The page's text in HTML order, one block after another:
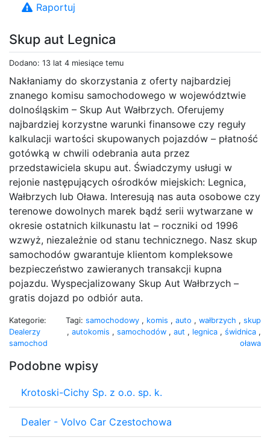
Skup aut Legnica
Dodano: 13 lat 4 miesiące temu
Nakłaniamy do skorzystania z oferty najbardziej
znanego komisu samochodowego w województwie
dolnośląskim – Skup Aut Wałbrzych. Oferujemy
najbardziej korzystne warunki finansowe czy reguły
kalkulacji wartości skupowanych pojazdów – płatność
gotówką w chwili odebrania auta przez
przedstawiciela skupu aut. Świadczymy usługi w
rejonie następujących ośrodków miejskich: Legnica,
Wałbrzych lub Oława. Interesują nas auta osobowe czy
terenowe dowolnych marek bądź serii wytwarzane w
okresie ostatnich kilkunastu lat – roczniki od 1996
wzwyż, niezależnie od stanu technicznego. Nasz skup
samochodów gwarantuje klientom kompleksowe
bezpieczeństwo zawieranych transakcji kupna
pojazdu. Wyspecjalizowany Skup Aut Wałbrzych –
gratis dojazd po odbiór auta.
Kategorie:
Dealerzy
samochod
Tagi: samochodowy , komis , auto , wałbrzych , skup
, autokomis , samochodów , aut , legnica , świdnica ,
oława
Podobne wpisy
Krotoski-Cichy Sp. z o.o. sp. k.
Dealer - Volvo Car Czestochowa
Raportuj